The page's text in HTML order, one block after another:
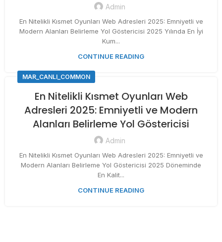
Admin
En Nitelikli Kısmet Oyunları Web Adresleri 2025: Emniyetli ve
Modern Alanları Belirleme Yol Göstericisi 2025 Yılında En İyi
Kum...
CONTINUE READING
MAR_CANLI_COMMON
En Nitelikli Kısmet Oyunları Web
Adresleri 2025: Emniyetli ve Modern
Alanları Belirleme Yol Göstericisi
Admin
En Nitelikli Kısmet Oyunları Web Adresleri 2025: Emniyetli ve
Modern Alanları Belirleme Yol Göstericisi 2025 Döneminde
En Kalit...
CONTINUE READING